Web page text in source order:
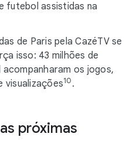
futebol assistidas na
de Paris pela CazéTV se
isso: 43 milhões de
os jogos,
visualizações10 .
próximas